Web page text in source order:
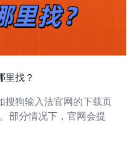
里找？
搜狗输入法官网的下载页
部分情况下，官网会提